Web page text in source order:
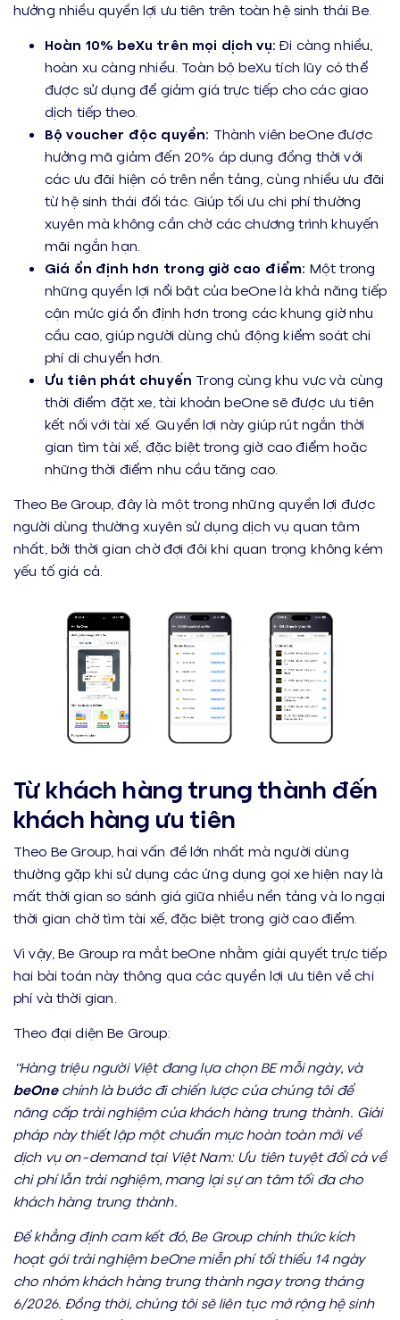
hưởng nhiều quyền lợi ưu tiên trên toàn hệ sinh thái Be.
Hoàn 10% beXu trên mọi dịch vụ:Đi càng nhiều,
hoàn xu càng nhiều. Toàn bộ beXu tích lũy có thể
được sử dụng để giảm giá trực tiếp cho các giao
dịch tiếp theo.
Bộ voucher độc quyền: Thành viên beOne được
hưởng mã giảm đến 20% áp dụng đồng thời với
các ưu đãi hiện có trên nền tảng, cùng nhiều ưu đãi
từ hệ sinh thái đối tác. Giúp tối ưu chi phí thường
xuyên mà không cần chờ các chương trình khuyến
mãi ngắn hạn.
Giá ổn định hơn trong giờ cao điểm: Một trong
những quyền lợi nổi bật của beOne là khả năng tiếp
cận mức giá ổn định hơn trong các khung giờ nhu
cầu cao, giúp người dùng chủ động kiểm soát chi
phí di chuyển hơn.
Ưu tiên phát chuyến Trong cùng khu vực và cùng
thời điểm đặt xe, tài khoản beOne sẽ được ưu tiên
kết nối với tài xế. Quyền lợi này giúp rút ngắn thời
gian tìm tài xế, đặc biệt trong giờ cao điểm hoặc
những thời điểm nhu cầu tăng cao.
Theo Be Group, đây là một trong những quyền lợi được
người dùng thường xuyên sử dụng dịch vụ quan tâm
nhất, bởi thời gian chờ đợi đôi khi quan trọng không kém
yếu tố giá cả.
Từ khách hàng trung thành đến
khách hàng ưu tiên
Theo Be Group, hai vấn đề lớn nhất mà người dùng
thường gặp khi sử dụng các ứng dụng gọi xe hiện nay là
mất thời gian so sánh giá giữa nhiều nền tảng và lo ngại
thời gian chờ tìm tài xế, đặc biệt trong giờ cao điểm.
Vì vậy, Be Group ra mắt beOne nhằm giải quyết trực tiếp
hai bài toán này thông qua các quyền lợi ưu tiên về chi
phí và thời gian.
Theo đại diện Be Group:
“Hàng triệu người Việt đang lựa chọn BE mỗi ngày, và
beOnechính là bước đi chiến lược của chúng tôi để
nângcấp trải nghiệm của khách hàng trung thành. Giải
pháp này thiết lập một chuẩn mực hoàn toàn mới về
dịch vụ on-demand tại Việt Nam: Ưu tiên tuyệt đối cả về
chi phí lẫn trải nghiệm, mang lại sự an tâm tối đa cho
khách hàng trung thành.
Để khẳng định cam kết đó, Be Group chính thức kích
hoạt gói trải nghiệm beOne miễn phí tối thiểu 14 ngày
cho nhóm khách hàngtrung thànhngay trong tháng
6/2026. Đồng thời, chúng tôi sẽ liên tục mở rộng hệ sinh